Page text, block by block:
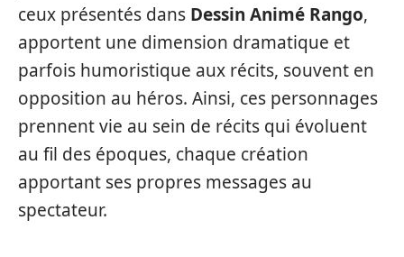
ceux présentés dans Dessin Animé Rango,
apportent une dimension dramatique et
parfois humoristique aux récits, souvent en
opposition au héros. Ainsi, ces personnages
prennent vie au sein de récits qui évoluent
au fil des époques, chaque création
apportant ses propres messages au
spectateur.